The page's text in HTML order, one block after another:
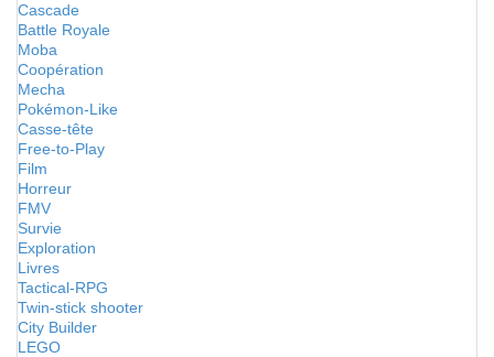
Cascade
Battle Royale
Moba
Coopération
Mecha
Pokémon-Like
Casse-tête
Free-to-Play
Film
Horreur
FMV
Survie
Exploration
Livres
Tactical-RPG
Twin-stick shooter
City Builder
LEGO